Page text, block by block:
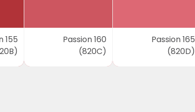
155
Passion 160
(820C)
Passion 165
(820D)